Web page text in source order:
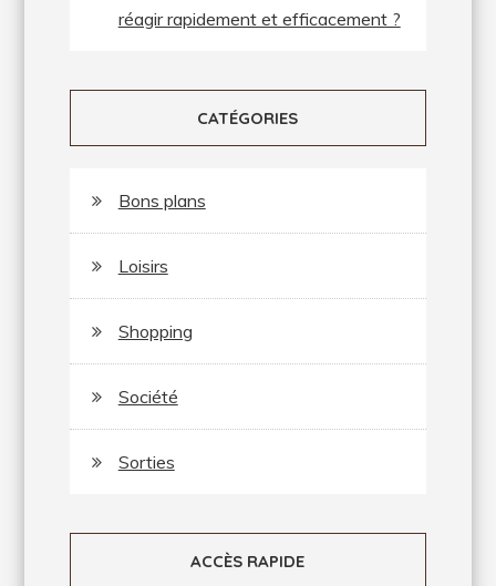
réagir rapidement et efficacement ?
CATÉGORIES
Bons plans
Loisirs
Shopping
Société
Sorties
ACCÈS RAPIDE